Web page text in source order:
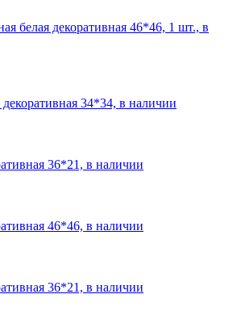
белая декоративная 46*46, 1 шт., в
декоративная 34*34, в наличии
36*21, в наличии
46*46, в наличии
36*21, в наличии